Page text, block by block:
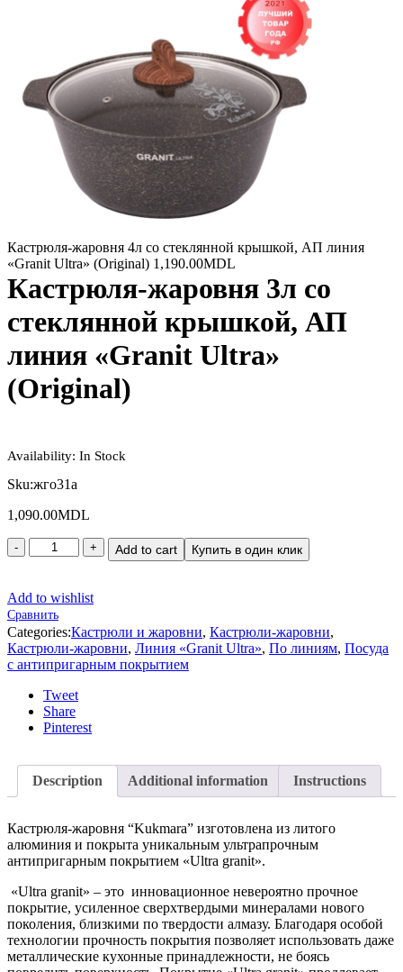
Кастрюля-жаровня 4л со стеклянной крышкой, АП линия
«Granit Ultra» (Original) 1,190.00MDL
Кастрюля-жаровня 3л со
стеклянной крышкой, АП
линия «Granit Ultra»
(Original)
Availability: In Stock
Sku:жго31а
1,090.00MDL
Add to cart Купить в один клик
Add to wishlist
Сравнить
Categories:Кастрюли и жаровни, Кастрюли-жаровни,
Кастрюли-жаровни, Линия «Granit Ultra», По линиям, Посуда
с антипригарным покрытием
Tweet
Share
Pinterest
Description Additional information Instructions
Кастрюля-жаровня “Kukmara” изготовлена из литого
алюминия и покрыта уникальным ультрапрочным
антипригарным покрытием «Ultra granit».
«Ultra granit» – это инновационное невероятно прочное
покрытие, усиленное сверхтвердыми минералами нового
поколения, близкими по твердости алмазу. Благодаря особой
технологии прочность покрытия позволяет использовать даже
металлические кухонные принадлежности, не боясь